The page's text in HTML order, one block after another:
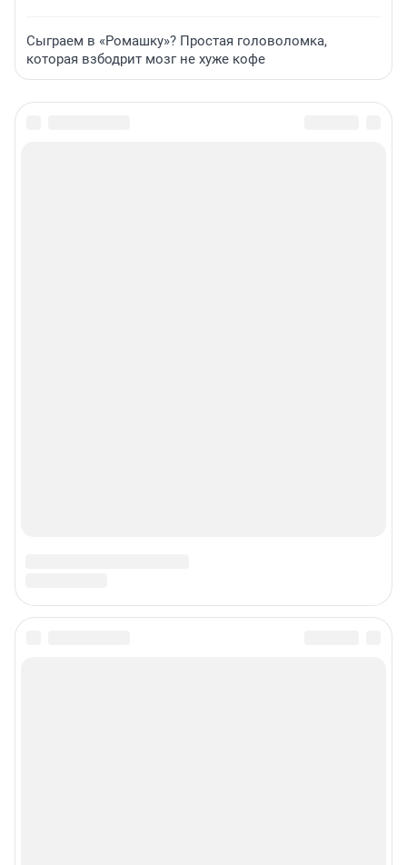
Сыграем в «Ромашку»? Простая головоломка,
которая взбодрит мозг не хуже кофе